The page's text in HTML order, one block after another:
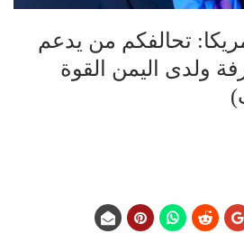
تحالفكم من يدعم
ولدى اليمن القوة